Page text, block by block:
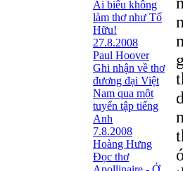
Ai biểu không
làm thơ như Tố
Hữu!
27.8.2008
Paul Hoover
Ghi nhận về thơ
đương đại Việt
Nam qua một
tuyển tập tiếng
Anh
7.8.2008
Hoàng Hưng
Đọc thơ